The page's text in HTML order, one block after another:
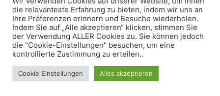
Inspiro WordPress Theme von WPZOOM
die relevanteste Erfahrung zu bieten, indem wir uns an
Ihre Präferenzen erinnern und Besuche wiederholen.
Indem Sie auf „Alle akzeptieren“ klicken, stimmen Sie
der Verwendung ALLER Cookies zu. Sie können jedoch
die "Cookie-Einstellungen" besuchen, um eine
kontrollierte Zustimmung zu erteilen..
Cookie Einstellungen Alles akzeptieren